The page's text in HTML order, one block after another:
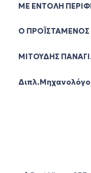
ΜΕ ΕΝΤΟΛΗ
Ο ΠΡΟΪΣΤΑΜΕΝΟΣ
ΜΙΤΟΥΔΗΣ